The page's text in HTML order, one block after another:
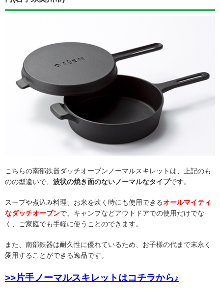
こちらの南部鉄器ダッチオーブンノーマルスキレットは、上記のも
のの型違いで、 波状の焼き面のないノーマルなタイプです。
スープや煮込み料理、お米を炊く時にも使用できるオールマイティ
なダッチオーブンで、キャンプなどアウトドアでの使用だけでな
く、ご家庭でも手軽に使うことのできます。
また、南部鉄器は耐久性に優れているため、お子様の代まで末永く
愛用することができる逸品です。
>>片手ノーマルスキレットはコチラから♪